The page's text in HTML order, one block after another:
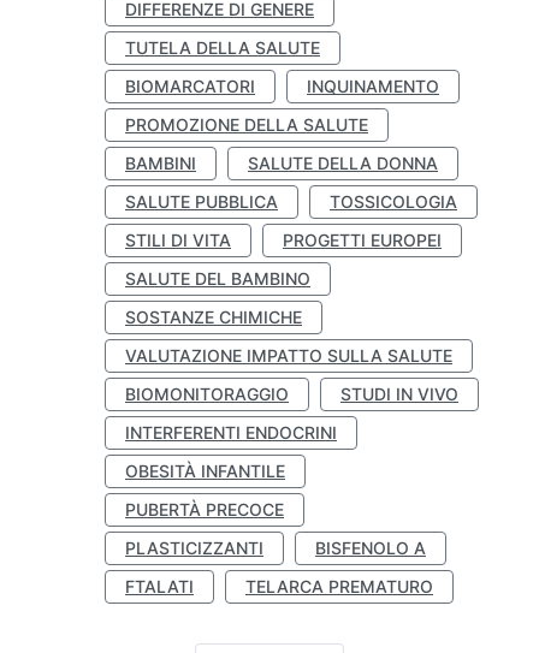
DIFFERENZE DI GENERE
TUTELA DELLA SALUTE
BIOMARCATORI
INQUINAMENTO
PROMOZIONE DELLA SALUTE
BAMBINI
SALUTE DELLA DONNA
SALUTE PUBBLICA
TOSSICOLOGIA
STILI DI VITA
PROGETTI EUROPEI
SALUTE DEL BAMBINO
SOSTANZE CHIMICHE
VALUTAZIONE IMPATTO SULLA SALUTE
BIOMONITORAGGIO
STUDI IN VIVO
INTERFERENTI ENDOCRINI
OBESITÀ INFANTILE
PUBERTÀ PRECOCE
PLASTICIZZANTI
BISFENOLO A
FTALATI
TELARCA PREMATURO